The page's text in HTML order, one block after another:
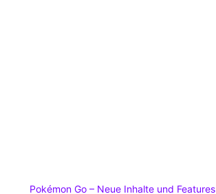
Pokémon Go – Neue Inhalte und Features